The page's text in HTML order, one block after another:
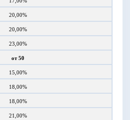
20,00%
20,00%
23,00%
от 50
15,00%
18,00%
18,00%
21,00%